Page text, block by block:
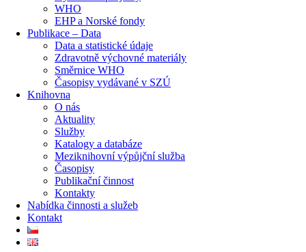
WHO
EHP a Norské fondy
Publikace – Data
Data a statistické údaje
Zdravotně výchovné materiály
Směrnice WHO
Časopisy vydávané v SZÚ
Knihovna
O nás
Aktuality
Služby
Katalogy a databáze
Meziknihovní výpůjční služba
Časopisy
Publikační činnost
Kontakty
Nabídka činnosti a služeb
Kontakt